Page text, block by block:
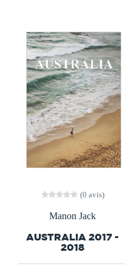
(0 avis)
Manon Jack
AUSTRALIA 2017 -
2018